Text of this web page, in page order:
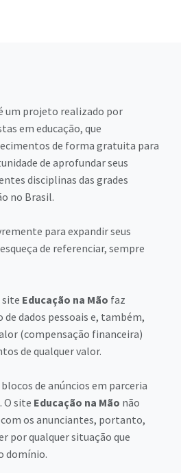
é um projeto realizado por
em educação, que
de forma gratuita para
de aprofundar seus
disciplinas das grades
no Brasil.
para expandir seus
de referenciar, sempre
site Educação na Mão faz
dados pessoais e, também,
(compensação financeira)
de qualquer valor.
de anúncios em parceria
O site Educação na Mão não
os anunciantes, portanto,
por qualquer situação que
domínio.